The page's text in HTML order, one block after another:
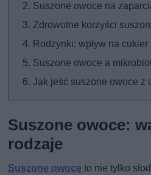
Suszone owoce na
Zdrowotne korzyści
Rodzynki: wpływ na cukier
Suszone owoce a
Jak jeść suszone owoce z
Suszone owoce:
rodzaje
Suszone owoceto nie tylko